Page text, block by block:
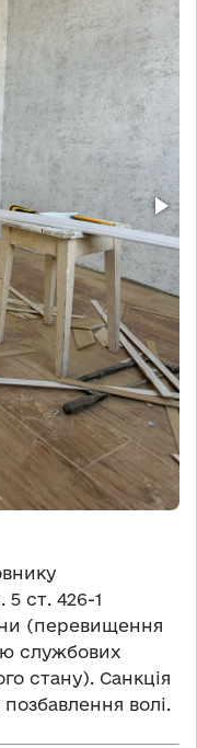
5 ст. 426-1
(перевищення
службових
стану). Санкція
волі.